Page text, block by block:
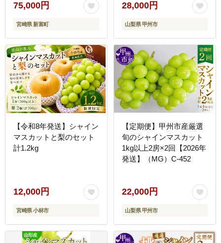
75,000円
宮崎県 新富町
28,000円
山梨県 甲州市
【令和8年発送】シャイン
マスカットと梨のセット
計1.2kg
12,000円
宮崎県 小林市
【定期便】甲州市産厳選
旬のシャインマスカット
1kg以上2房×2回【2026年
発送】（MG）C-452
22,000円
山梨県 甲州市